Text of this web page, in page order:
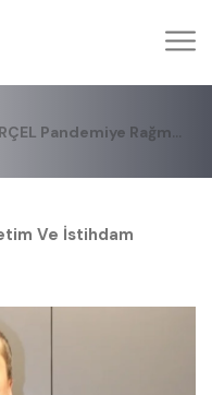
Pandemiye Rağmen Üretim ve İstihdam Rekoru Kırdı!
Ve İstihdam